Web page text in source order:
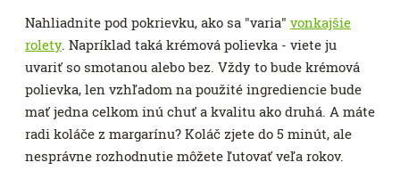
Nahliadnite pod pokrievku, ako sa "varia" vonkajšie
rolety. Napríklad taká krémová polievka - viete ju
uvariť so smotanou alebo bez. Vždy to bude krémová
polievka, len vzhľadom na použité ingrediencie bude
mať jedna celkom inú chuť a kvalitu ako druhá. A máte
radi koláče z margarínu? Koláč zjete do 5 minút, ale
nesprávne rozhodnutie môžete ľutovať veľa rokov.